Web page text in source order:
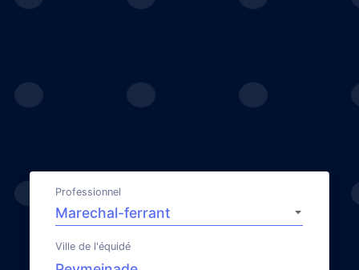
Professionnel
Ville de l'équidé